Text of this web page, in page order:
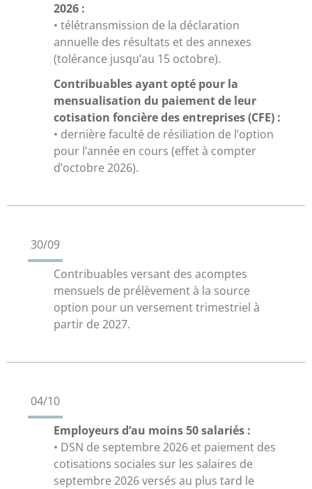
2026 :
• télétransmission de la déclaration
annuelle des résultats et des annexes
(tolérance jusqu’au 15 octobre).
Contribuables ayant opté pour la
mensualisation du paiement de leur
cotisation foncière des entreprises (CFE) :
• dernière faculté de résiliation de l’option
pour l’année en cours (effet à compter
d’octobre 2026).
30/09
Contribuables versant des acomptes
mensuels de prélèvement à la source
option pour un versement trimestriel à
partir de 2027.
04/10
Employeurs d’au moins 50 salariés :
• DSN de septembre 2026 et paiement des
cotisations sociales sur les salaires de
septembre 2026 versés au plus tard le